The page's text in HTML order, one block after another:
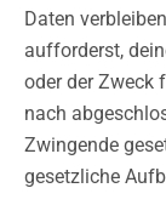
Daten
aufforderst,
oder der Zweck
nach
Zwingende
gesetzliche